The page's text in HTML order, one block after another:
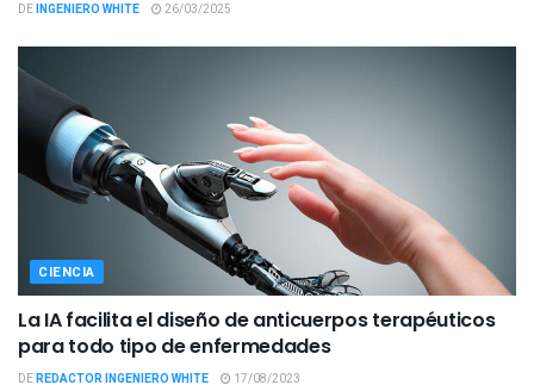
DEINGENIERO WHITE 26/03/2025
CIENCIA
La IA facilita el diseño de anticuerpos terapéuticos
para todo tipo de enfermedades
DEREDACTOR INGENIERO WHITE 17/08/2023